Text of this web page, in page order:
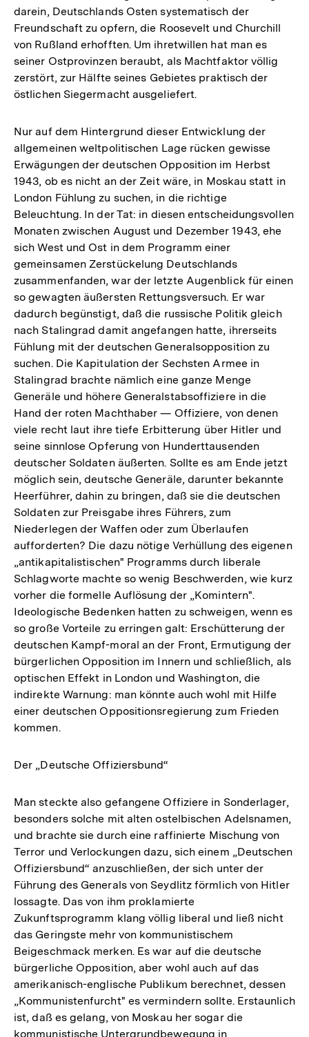
darein, Deutschlands Osten systematisch der
Freundschaft zu opfern, die Roosevelt und Churchill
von Rußland erhofften. Um ihretwillen hat man es
seiner Ostprovinzen beraubt, als Machtfaktor völlig
zerstört, zur Hälfte seines Gebietes praktisch der
östlichen Siegermacht ausgeliefert.
Nur auf dem Hintergrund dieser Entwicklung der
allgemeinen weltpolitischen Lage rücken gewisse
Erwägungen der deutschen Opposition im Herbst
1943, ob es nicht an der Zeit wäre, in Moskau statt in
London Fühlung zu suchen, in die richtige
Beleuchtung. In der Tat: in diesen entscheidungsvollen
Monaten zwischen August und Dezember 1943, ehe
sich West und Ost in dem Programm einer
gemeinsamen Zerstückelung Deutschlands
zusammenfanden, war der letzte Augenblick für einen
so gewagten äußersten Rettungsversuch. Er war
dadurch begünstigt, daß die russische Politik gleich
nach Stalingrad damit angefangen hatte, ihrerseits
Fühlung mit der deutschen Generalsopposition zu
suchen. Die Kapitulation der Sechsten Armee in
Stalingrad brachte nämlich eine ganze Menge
Generäle und höhere Generalstabsoffiziere in die
Hand der roten Machthaber — Offiziere, von denen
viele recht laut ihre tiefe Erbitterung über Hitler und
seine sinnlose Opferung von Hunderttausenden
deutscher Soldaten äußerten. Sollte es am Ende jetzt
möglich sein, deutsche Generäle, darunter bekannte
Heerführer, dahin zu bringen, daß sie die deutschen
Soldaten zur Preisgabe ihres Führers, zum
Niederlegen der Waffen oder zum Überlaufen
aufforderten? Die dazu nötige Verhüllung des eigenen
„antikapitalistischen" Programms durch liberale
Schlagworte machte so wenig Beschwerden, wie kurz
vorher die formelle Auflösung der „Komintern".
Ideologische Bedenken hatten zu schweigen, wenn es
so große Vorteile zu erringen galt: Erschütterung der
deutschen Kampf-moral an der Front, Ermutigung der
bürgerlichen Opposition im Innern und schließlich, als
optischen Effekt in London und Washington, die
indirekte Warnung: man könnte auch wohl mit Hilfe
einer deutschen Oppositionsregierung zum Frieden
kommen.
Der „Deutsche Offiziersbund“
Man steckte also gefangene Offiziere in Sonderlager,
besonders solche mit alten ostelbischen Adelsnamen,
und brachte sie durch eine raffinierte Mischung von
Terror und Verlockungen dazu, sich einem „Deutschen
Offiziersbund“ anzuschließen, der sich unter der
Führung des Generals von Seydlitz förmlich von Hitler
lossagte. Das von ihm proklamierte
Zukunftsprogramm klang völlig liberal und ließ nicht
das Geringste mehr von kommunistischem
Beigeschmack merken. Es war auf die deutsche
bürgerliche Opposition, aber wohl auch auf das
amerikanisch-englische Publikum berechnet, dessen
„Kommunistenfurcht" es vermindern sollte. Erstaunlich
ist, daß es gelang, von Moskau her sogar die
kommunistische Untergrundbewegung in